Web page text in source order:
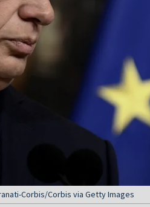
Corbis/Corbis via Getty Images